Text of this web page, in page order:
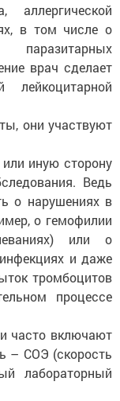
аллергической
в том числе о
врач сделает
они участвуют
иную сторону
Ведь
о нарушениях в
о гемофилии
или о
и даже
тромбоцитов
процессе
часто включают
– СОЭ (скорость
лабораторный